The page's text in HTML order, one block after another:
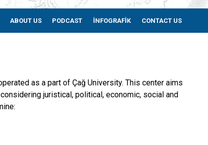
ABOUT US PODCAST İNFOGRAFİK CONTACT US
as a part of Çağ University. This center aims
juristical, political, economic, social and